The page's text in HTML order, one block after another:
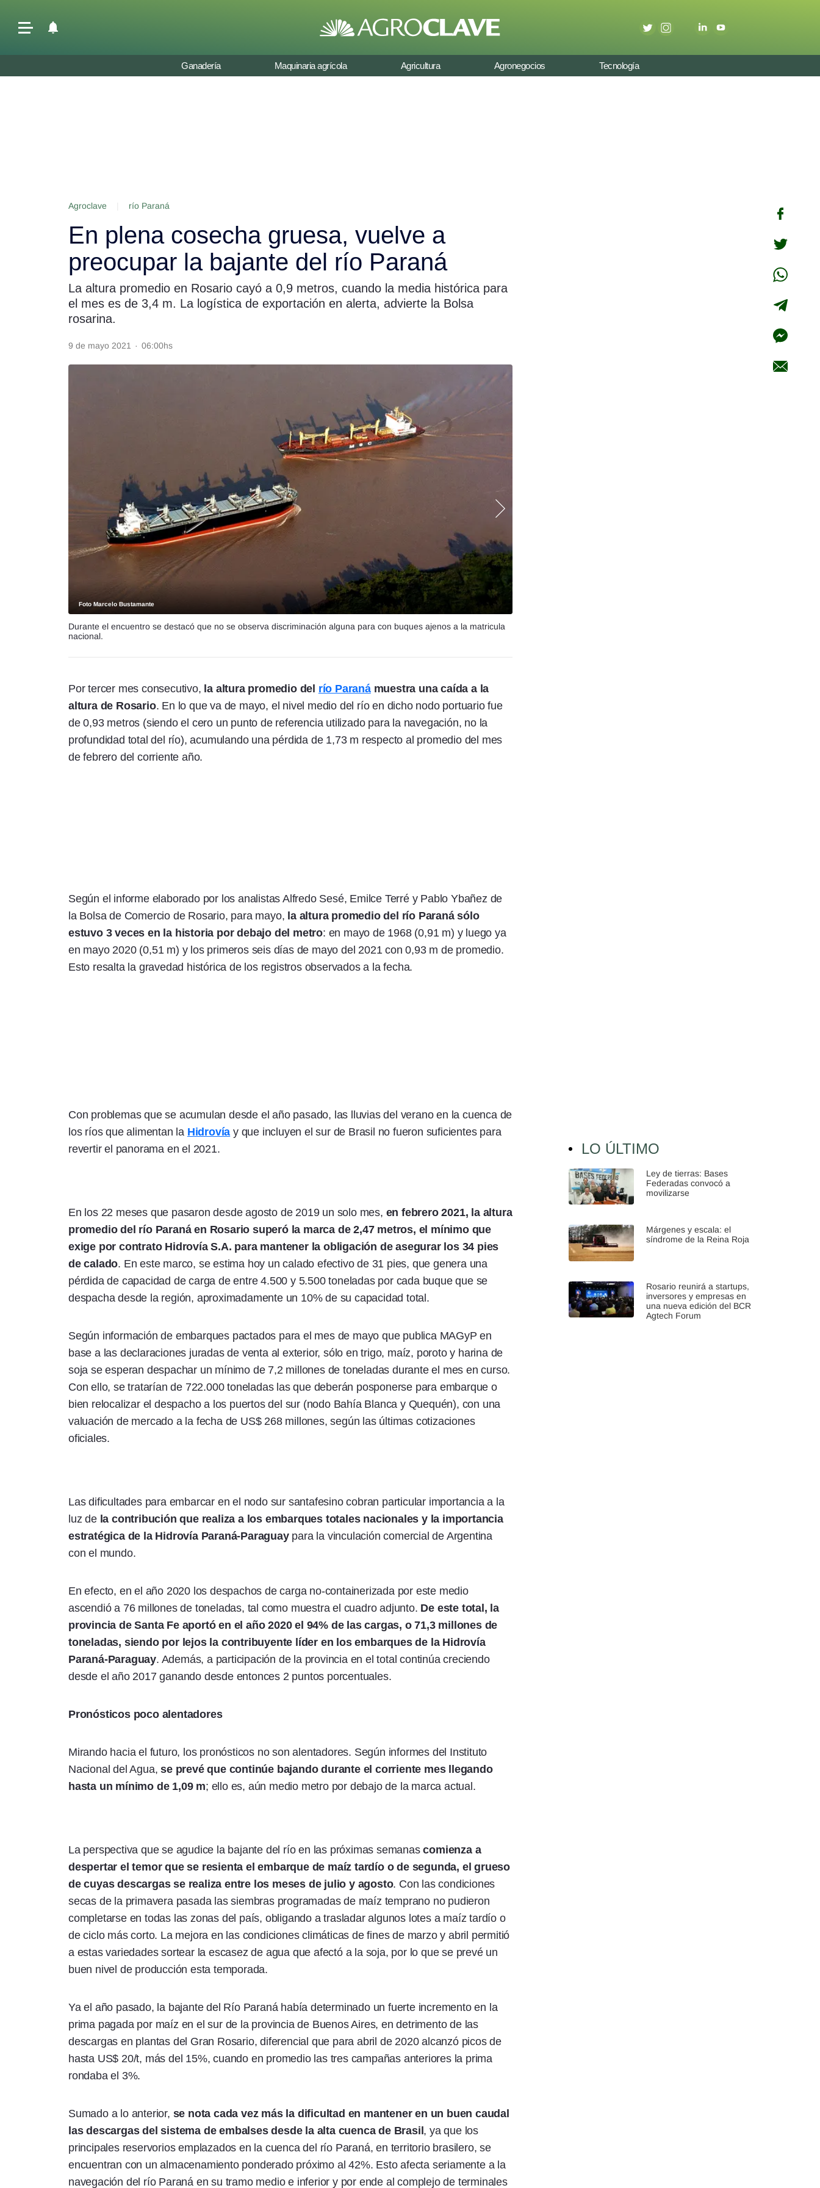
Seguinos
Ganadería Maquinaria agrícola Agricultura Agronegocios Tecnología
Agroclave río Paraná
En plena cosecha gruesa, vuelve a
preocupar la bajante del río Paraná
La altura promedio en Rosario cayó a 0,9 metros, cuando la media histórica para
el mes es de 3,4 m. La logística de exportación en alerta, advierte la Bolsa
rosarina.
9 de mayo 2021 · 06:00hs
Foto Marcelo Bustamante
Durante el encuentro se destacó que no se observa discriminación alguna para con buques ajenos a la matricula
nacional.
Por tercer mes consecutivo, la altura promedio del río Paranámuestra una caída a la
altura de Rosario. En lo que va de mayo, el nivel medio del río en dicho nodo portuario fue
de 0,93 metros (siendo el cero un punto de referencia utilizado para la navegación, no la
profundidad total del río), acumulando una pérdida de 1,73 m respecto al promedio del mes
de febrero del corriente año.
Según el informe elaborado por los analistas Alfredo Sesé, Emilce Terré y Pablo Ybañez de
la Bolsa de Comercio de Rosario, para mayo, la altura promedio del río Paraná sólo
estuvo 3 veces en la historia por debajo del metro: en mayo de 1968 (0,91 m) y luego ya
en mayo 2020 (0,51 m) y los primeros seis días de mayo del 2021 con 0,93 m de promedio.
Esto resalta la gravedad histórica de los registros observados a la fecha.
Con problemas que se acumulan desde el año pasado, las lluvias del verano en la cuenca de
los ríos que alimentan la Hidrovía y que incluyen el sur de Brasil no fueron suficientes para
revertir el panorama en el 2021.
En los 22 meses que pasaron desde agosto de 2019 un solo mes, en febrero 2021, la altura
promedio del río Paraná en Rosario superó la marca de 2,47 metros, el mínimo que
exige por contrato Hidrovía S.A. para mantener la obligación de asegurar los 34 pies
de calado. En este marco, se estima hoy un calado efectivo de 31 pies, que genera una
pérdida de capacidad de carga de entre 4.500 y 5.500 toneladas por cada buque que se
despacha desde la región, aproximadamente un 10% de su capacidad total.
Según información de embarques pactados para el mes de mayo que publica MAGyP en
base a las declaraciones juradas de venta al exterior, sólo en trigo, maíz, poroto y harina de
soja se esperan despachar un mínimo de 7,2 millones de toneladas durante el mes en curso.
Con ello, se tratarían de 722.000 toneladas las que deberán posponerse para embarque o
bien relocalizar el despacho a los puertos del sur (nodo Bahía Blanca y Quequén), con una
valuación de mercado a la fecha de US$ 268 millones, según las últimas cotizaciones
oficiales.
Las dificultades para embarcar en el nodo sur santafesino cobran particular importancia a la
luz dela contribución que realiza a los embarques totales nacionales y la importancia
estratégica de la Hidrovía Paraná-Paraguaypara la vinculación comercial de Argentina
con el mundo.
En efecto, en el año 2020 los despachos de carga no-containerizada por este medio
ascendió a 76 millones de toneladas, tal como muestra el cuadro adjunto. De este total, la
provincia de Santa Fe aportó en el año 2020 el 94% de las cargas, o 71,3 millones de
toneladas, siendo por lejos la contribuyente líder en los embarques de la Hidrovía
Paraná-Paraguay. Además, a participación de la provincia en el total continúa creciendo
desde el año 2017 ganando desde entonces 2 puntos porcentuales.
Pronósticos poco alentadores
Mirando hacia el futuro, los pronósticos no son alentadores. Según informes del Instituto
Nacional del Agua,se prevé que continúe bajando durante el corriente mes llegando
hasta un mínimo de 1,09 m; ello es, aún medio metro por debajo de la marca actual.
La perspectiva que se agudice la bajante del río en las próximas semanascomienza a
despertar el temor que se resienta el embarque de maíz tardío o de segunda, el grueso
de cuyas descargas se realiza entre los meses de julio y agosto. Con las condiciones
secas de la primavera pasada las siembras programadas de maíz temprano no pudieron
completarse en todas las zonas del país, obligando a trasladar algunos lotes a maíz tardío o
de ciclo más corto. La mejora en las condiciones climáticas de fines de marzo y abril permitió
a estas variedades sortear la escasez de agua que afectó a la soja, por lo que se prevé un
buen nivel de producción esta temporada.
Ya el año pasado, la bajante del Río Paraná había determinado un fuerte incremento en la
prima pagada por maíz en el sur de la provincia de Buenos Aires, en detrimento de las
descargas en plantas del Gran Rosario, diferencial que para abril de 2020 alcanzó picos de
hasta US$ 20/t, más del 15%, cuando en promedio las tres campañas anteriores la prima
rondaba el 3%.
Sumado a lo anterior, se nota cada vez más la dificultad en mantener en un buen caudal
las descargas del sistema de embalses desde la alta cuenca de Brasil , ya que los
principales reservorios emplazados en la cuenca del río Paraná, en territorio brasilero, se
encuentran con un almacenamiento ponderado próximo al 42%. Esto afecta seriamente a la
navegación del río Paraná en su tramo medio e inferior y por ende al complejo de terminales
LO ÚLTIMO
Ley de tierras: Bases
Federadas convocó a
movilizarse
Márgenes y escala: el
síndrome de la Reina Roja
Rosario reunirá a startups,
inversores y empresas en
una nueva edición del BCR
Agtech Forum